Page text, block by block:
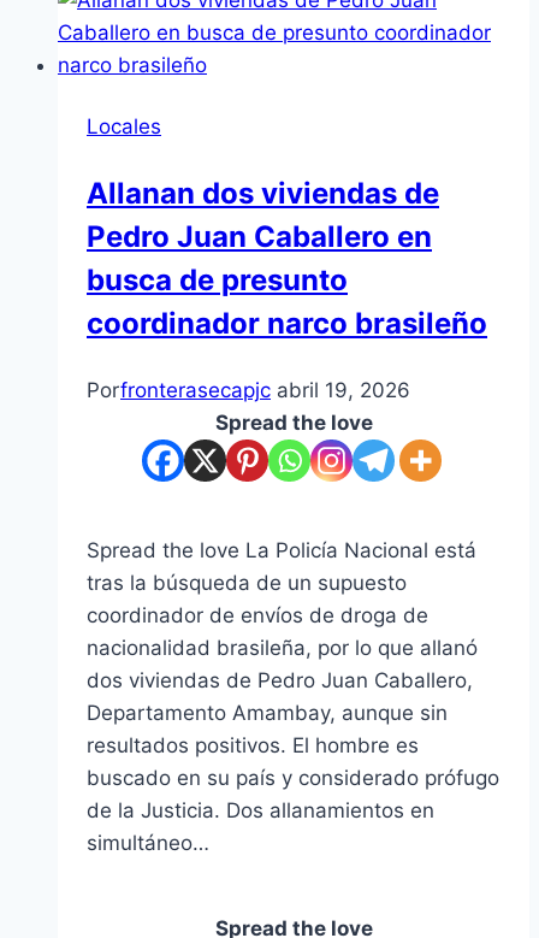
Locales
Allanan dos viviendas de
Pedro Juan Caballero en
busca de presunto
coordinador narco brasileño
Porfronterasecapjc abril 19, 2026
Spread the love
Spread the love La Policía Nacional está
tras la búsqueda de un supuesto
coordinador de envíos de droga de
nacionalidad brasileña, por lo que allanó
dos viviendas de Pedro Juan Caballero,
Departamento Amambay, aunque sin
resultados positivos. El hombre es
buscado en su país y considerado prófugo
de la Justicia. Dos allanamientos en
simultáneo…
Spread the love